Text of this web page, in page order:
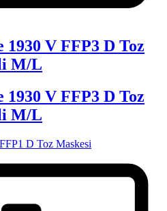
V FFP3 D Toz
M/L
V FFP3 D Toz
M/L